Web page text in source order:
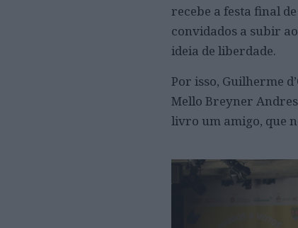
recebe a festa final
convidados a subir
ideia de liberdade.
Por isso, Guilherme
Mello Breyner
livro um amigo, que